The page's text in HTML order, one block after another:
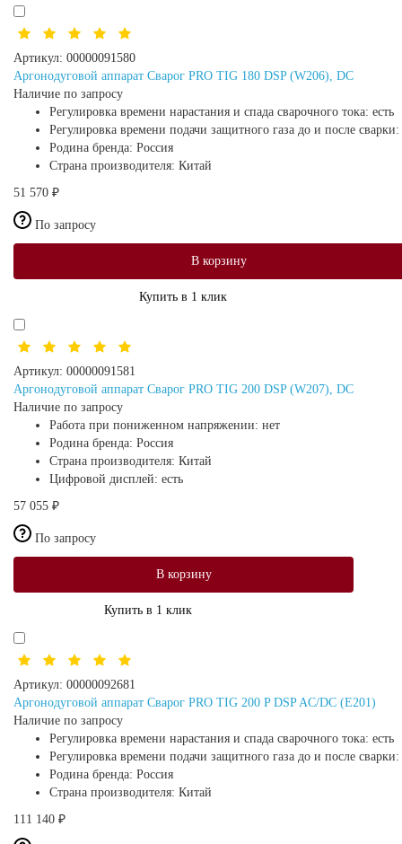
Артикул: 00000091580
Аргонодуговой аппарат Сварог PRO TIG 180 DSP (W206), DC
Наличие по запросу
Регулировка времени нарастания и спада сварочного тока: есть
Регулировка времени подачи защитного газа до и после сварки:
Родина бренда: Россия
Страна производителя: Китай
51 570 ₽
По запросу
В корзину
Купить в 1 клик
Артикул: 00000091581
Аргонодуговой аппарат Сварог PRO TIG 200 DSP (W207), DC
Наличие по запросу
Работа при пониженном напряжении: нет
Родина бренда: Россия
Страна производителя: Китай
Цифровой дисплей: есть
57 055 ₽
По запросу
В корзину
Купить в 1 клик
Артикул: 00000092681
Аргонодуговой аппарат Сварог PRO TIG 200 P DSP AC/DC (E201)
Наличие по запросу
Регулировка времени нарастания и спада сварочного тока: есть
Регулировка времени подачи защитного газа до и после сварки:
Родина бренда: Россия
Страна производителя: Китай
111 140 ₽